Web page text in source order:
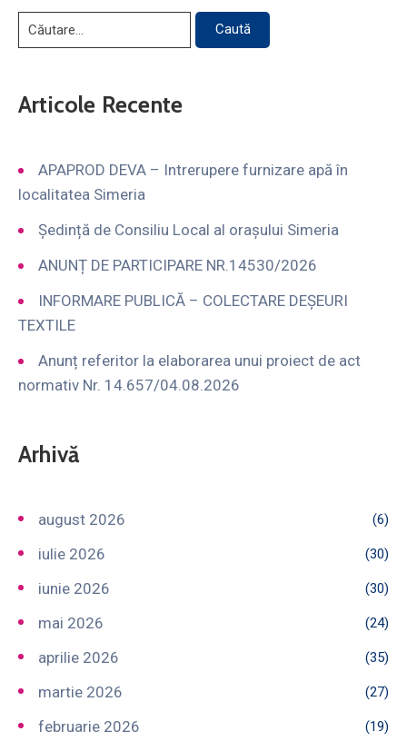
Articole Recente
APAPROD DEVA – Intrerupere furnizare apă în
localitatea Simeria
Ședință de Consiliu Local al orașului Simeria
ANUNȚ DE PARTICIPARE NR.14530/2026
INFORMARE PUBLICĂ – COLECTARE DEȘEURI
TEXTILE
Anunț referitor la elaborarea unui proiect de act
normativ Nr. 14.657/04.08.2026
Arhivă
august 2026 (6)
iulie 2026 (30)
iunie 2026 (30)
mai 2026 (24)
aprilie 2026 (35)
martie 2026 (27)
februarie 2026 (19)